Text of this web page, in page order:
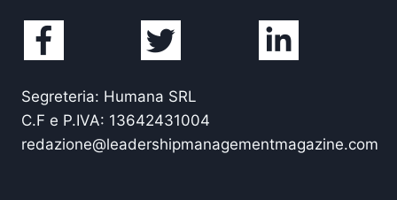
Segreteria: Humana SRL
C.F e P.IVA: 13642431004
redazione@leadershipmanagementmagazine.com